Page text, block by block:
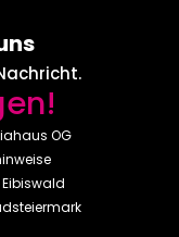
OG
Eibiswald